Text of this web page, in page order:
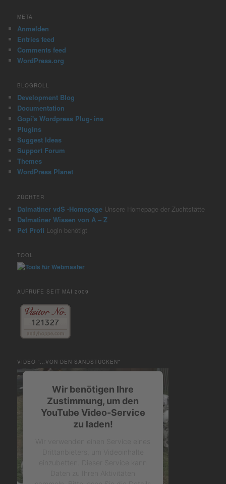
r
h
META
Anmelden
Entries feed
Comments feed
WordPress.org
BLOGROLL
Development Blog
Documentation
Gopi's Wordpress Plug- ins
Plugins
Suggest Ideas
Support Forum
Themes
WordPress Planet
ZÜCHTER
Dalmatiner vdS -Homepage Unsere Homepage der Zuchtstätte
Dalmatiner Wissen von A – Z
Pet Profi Login benötigt
TOOL
AUFRUFE SEIT MAI 2009
VIDEO “…VON DEN SANDSTÜCKEN”
Wir benötigen Ihre
Zustimmung, um den
YouTube Video-Service
zu laden!